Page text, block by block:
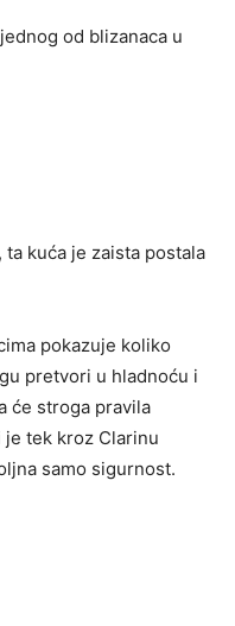
od blizanaca u
kuća je zaista postala
pokazuje koliko
pretvori u hladnoću i
će stroga pravila
tek kroz Clarinu
samo sigurnost.